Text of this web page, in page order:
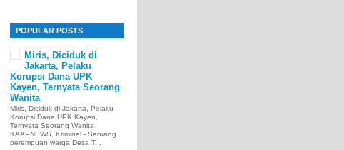
POPULAR POSTS
Miris, Diciduk di
Jakarta, Pelaku
Korupsi Dana UPK
Kayen, Ternyata Seorang
Wanita
Miris, Diciduk di Jakarta, Pelaku
Korupsi Dana UPK Kayen,
Ternyata Seorang Wanita
KAAPNEWS, Kriminal - Seorang
perempuan warga Desa T...